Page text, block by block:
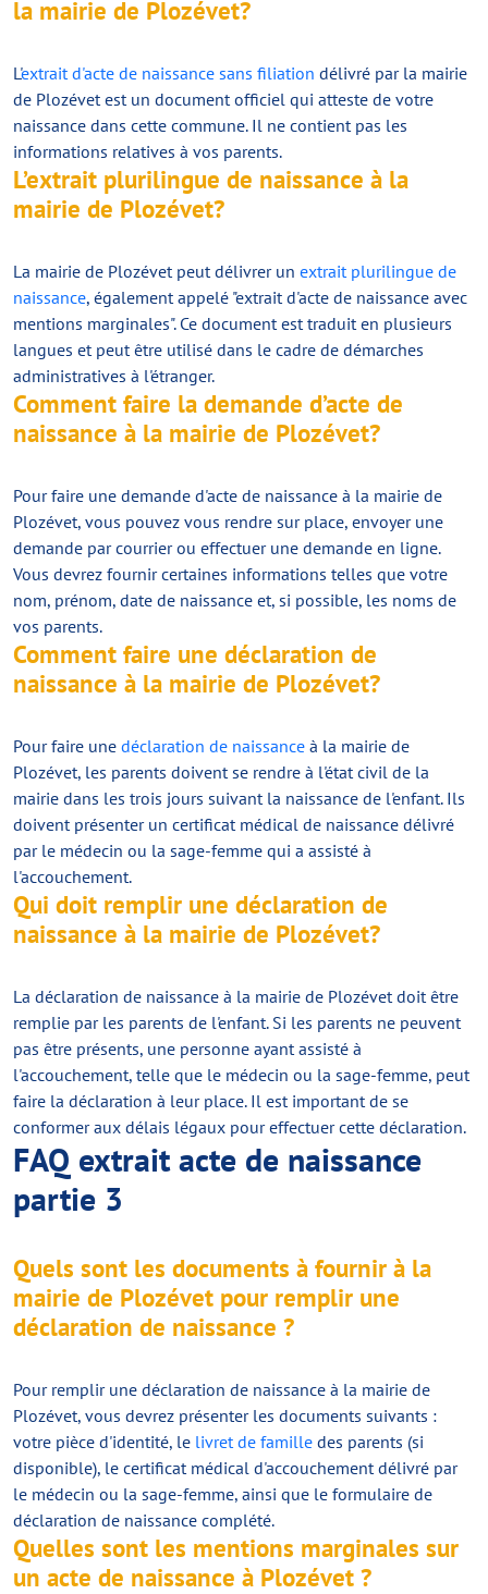
la mairie de Plozévet?
L'extrait d'acte de naissance sans filiation délivré par la mairie
de Plozévet est un document officiel qui atteste de votre
naissance dans cette commune. Il ne contient pas les
informations relatives à vos parents.
L’extrait plurilingue de naissance à la
mairie de Plozévet?
La mairie de Plozévet peut délivrer un extrait plurilingue de
naissance, également appelé "extrait d'acte de naissance avec
mentions marginales". Ce document est traduit en plusieurs
langues et peut être utilisé dans le cadre de démarches
administratives à l'étranger.
Comment faire la demande d’acte de
naissance à la mairie de Plozévet?
Pour faire une demande d'acte de naissance à la mairie de
Plozévet, vous pouvez vous rendre sur place, envoyer une
demande par courrier ou effectuer une demande en ligne.
Vous devrez fournir certaines informations telles que votre
nom, prénom, date de naissance et, si possible, les noms de
vos parents.
Comment faire une déclaration de
naissance à la mairie de Plozévet?
Pour faire une déclaration de naissance à la mairie de
Plozévet, les parents doivent se rendre à l'état civil de la
mairie dans les trois jours suivant la naissance de l'enfant. Ils
doivent présenter un certificat médical de naissance délivré
par le médecin ou la sage-femme qui a assisté à
l'accouchement.
Qui doit remplir une déclaration de
naissance à la mairie de Plozévet?
La déclaration de naissance à la mairie de Plozévet doit être
remplie par les parents de l'enfant. Si les parents ne peuvent
pas être présents, une personne ayant assisté à
l'accouchement, telle que le médecin ou la sage-femme, peut
faire la déclaration à leur place. Il est important de se
conformer aux délais légaux pour effectuer cette déclaration.
FAQ extrait acte de naissance
partie 3
Quels sont les documents à fournir à la
mairie de Plozévet pour remplir une
déclaration de naissance ?
Pour remplir une déclaration de naissance à la mairie de
Plozévet, vous devrez présenter les documents suivants :
votre pièce d'identité, le livret de famille des parents (si
disponible), le certificat médical d'accouchement délivré par
le médecin ou la sage-femme, ainsi que le formulaire de
déclaration de naissance complété.
Quelles sont les mentions marginales sur
un acte de naissance à Plozévet ?